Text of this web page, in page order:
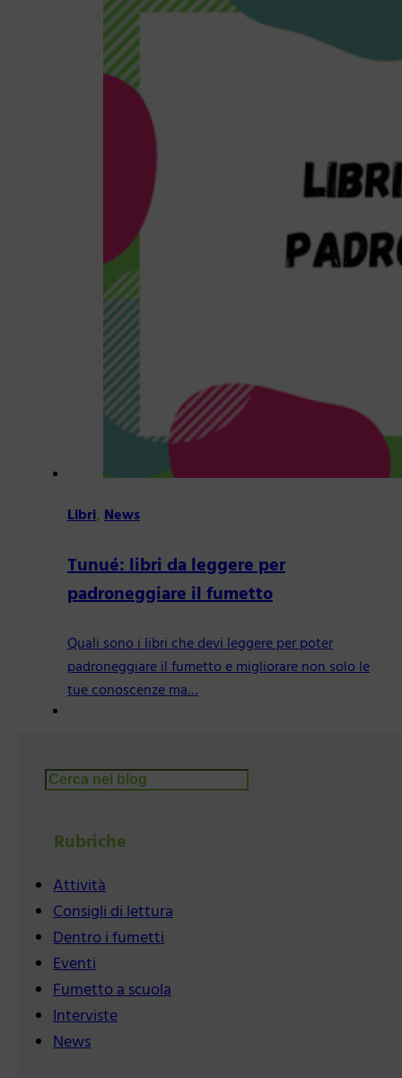
Libri,News
Tunué: libri da leggere per
padroneggiare il fumetto
Quali sono i libri che devi leggere per poter
padroneggiare il fumetto e migliorare non solo le
tue conoscenze ma…
Cerca
Rubriche
Attività
Consigli di lettura
Dentro i fumetti
Eventi
Fumetto a scuola
Interviste
News